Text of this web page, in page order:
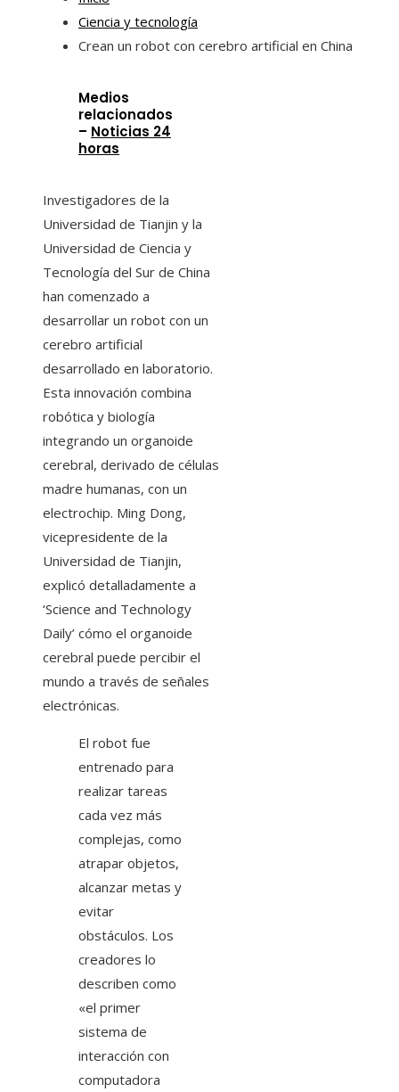
Ciencia y tecnología
Crean un robot con cerebro artificial en China
Medios
relacionados
– Noticias 24
horas
Investigadores de la
Universidad de Tianjin y la
Universidad de Ciencia y
Tecnología del Sur de China
han comenzado a
desarrollar un robot con un
cerebro artificial
desarrollado en laboratorio.
Esta innovación combina
robótica y biología
integrando un organoide
cerebral, derivado de células
madre humanas, con un
electrochip. Ming Dong,
vicepresidente de la
Universidad de Tianjin,
explicó detalladamente a
‘Science and Technology
Daily’ cómo el organoide
cerebral puede percibir el
mundo a través de señales
electrónicas.
El robot fue
entrenado para
realizar tareas
cada vez más
complejas, como
atrapar objetos,
alcanzar metas y
evitar
obstáculos. Los
creadores lo
describen como
«el primer
sistema de
interacción con
computadora